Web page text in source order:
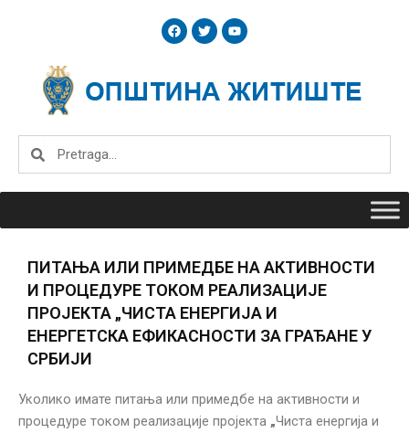
F
a
c
o
o
T
w
i
e
r
Y
o
u
b
e
Search
ПИТАЊА ИЛИ ПРИМЕДБЕ НА АКТИВНОСТИ
И ПРОЦЕДУРЕ ТОКОМ РЕАЛИЗАЦИЈЕ
ПРОЈЕКТА „ЧИСТА ЕНЕРГИЈА И
ЕНЕРГЕТСКА ЕФИКАСНОСТИ ЗА ГРАЂАНЕ У
СРБИЈИ
Уколико имате питања или примедбе на активности и
процедуре током реализације пројекта „Чиста енергија и